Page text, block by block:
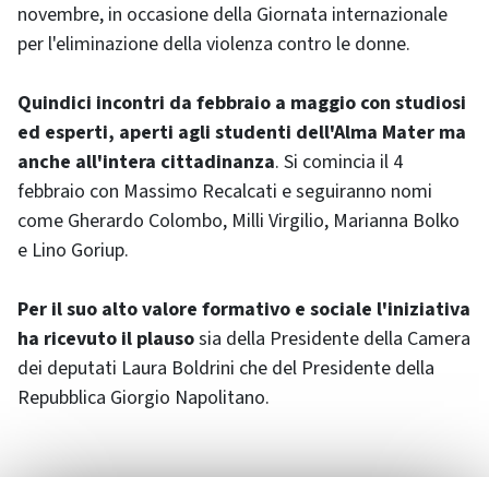
novembre, in occasione della Giornata internazionale
per l'eliminazione della violenza contro le donne.
Quindici incontri da febbraio a maggio con studiosi
ed esperti, aperti agli studenti dell'Alma Mater ma
anche all'intera cittadinanza. Si comincia il 4
febbraio con Massimo Recalcati e seguiranno nomi
come Gherardo Colombo, Milli Virgilio, Marianna Bolko
e Lino Goriup.
Per il suo alto valore formativo e sociale l'iniziativa
ha ricevuto il plausosia della Presidente della Camera
dei deputati Laura Boldrini che del Presidente della
Repubblica Giorgio Napolitano.